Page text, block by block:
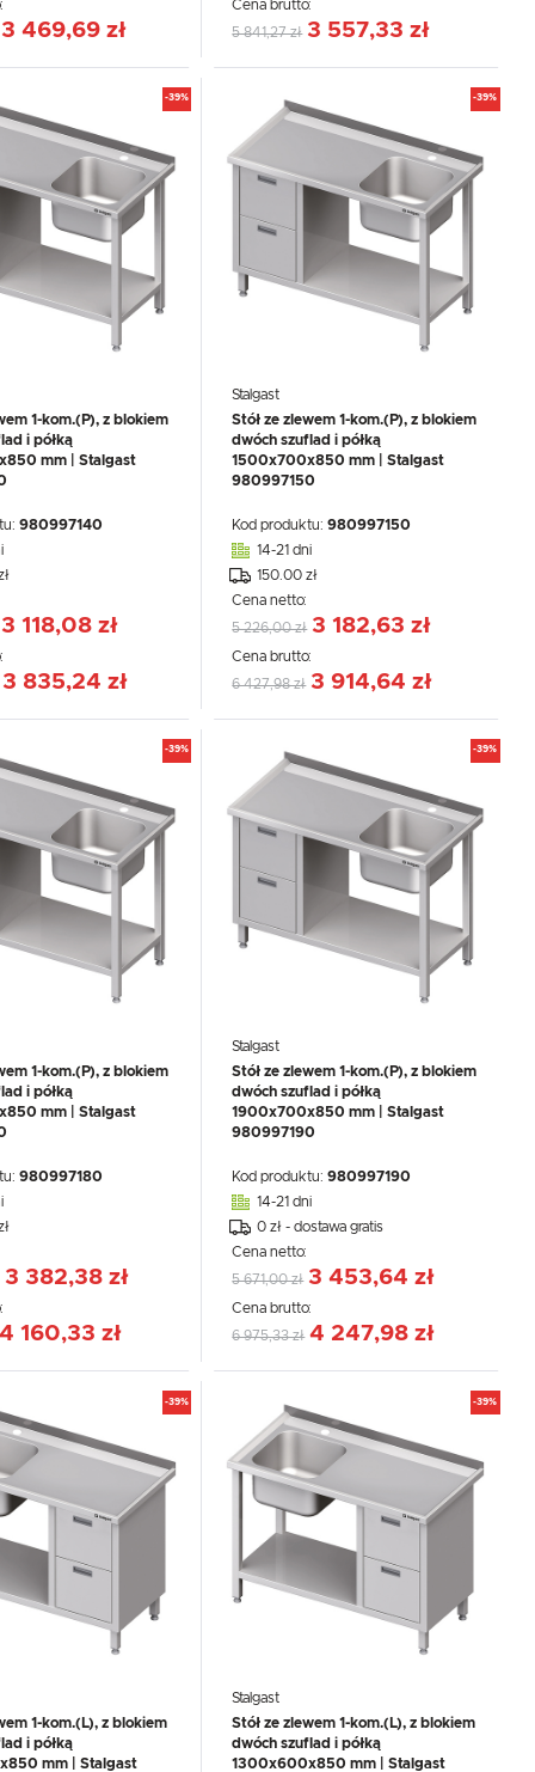
3 469,69 zł
Cena brutto:
5 841,27 zł 3 557,33 zł
-39%
1-kom.(P), z blokiem
i półką
mm | Stalgast
980997140
3 118,08 zł
3 835,24 zł
-39%
Stalgast
Stół ze zlewem 1-kom.(P), z blokiem
dwóch szuflad i półką
1500x700x850 mm | Stalgast
980997150
Kod produktu:980997150
14-21 dni
150.00 zł
Cena netto:
5 226,00 zł 3 182,63 zł
Cena brutto:
6 427,98 zł 3 914,64 zł
-39%
1-kom.(P), z blokiem
i półką
mm | Stalgast
980997180
3 382,38 zł
160,33 zł
-39%
Stalgast
Stół ze zlewem 1-kom.(P), z blokiem
dwóch szuflad i półką
1900x700x850 mm | Stalgast
980997190
Kod produktu:980997190
14-21 dni
0 zł - dostawa gratis
Cena netto:
5 671,00 zł 3 453,64 zł
Cena brutto:
6 975,33 zł 4 247,98 zł
-39%
1-kom.(L), z blokiem
i półką
mm | Stalgast
-39%
Stalgast
Stół ze zlewem 1-kom.(L), z blokiem
dwóch szuflad i półką
1300x600x850 mm | Stalgast